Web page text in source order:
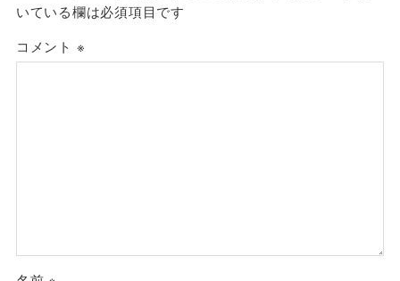
いている欄は必須項目です
コメント ※